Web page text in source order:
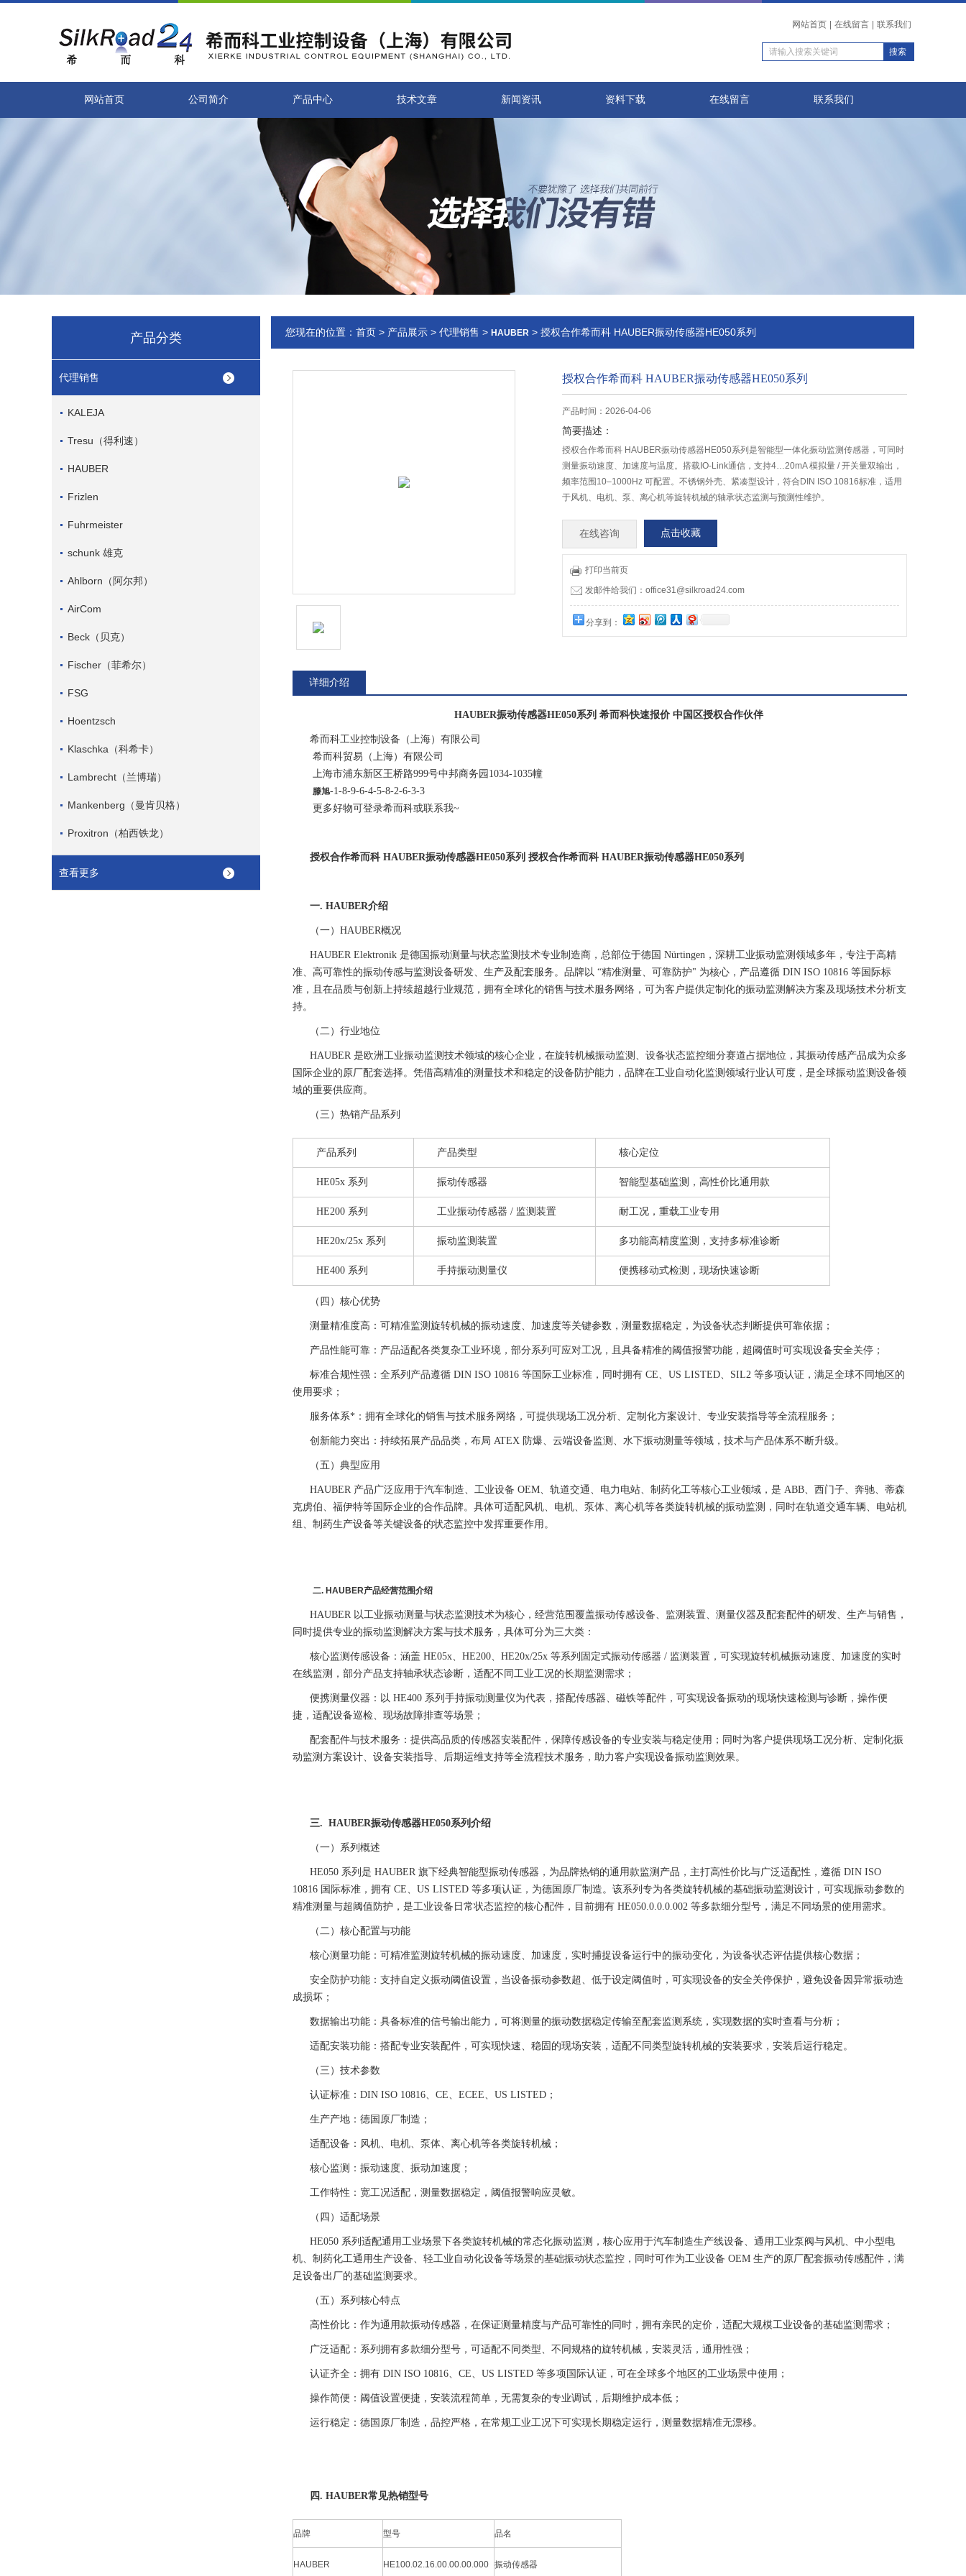
网站首页 在线留言 联系我们
网站首页 公司简介 产品中心 技术文章 新闻资讯 资料下载 在线留言 联系我们
产品分类
代理销售
KALEJA
Tresu（得利速）
HAUBER
Frizlen
Fuhrmeister
schunk 雄克
Ahlborn（阿尔邦）
AirCom
Beck（贝克）
Fischer（菲希尔）
FSG
Hoentzsch
Klaschka（科希卡）
Lambrecht（兰博瑞）
Mankenberg（曼肯贝格）
Proxitron（柏西铁龙）
查看更多
您现在的位置： 首页 > 产品展示 > 代理销售 > HAUBER > 授权合作希而科 HAUBER振动传感器HE050系列
授权合作希而科 HAUBER振动传感器HE050系列
产品时间：2026-04-06
简要描述：
授权合作希而科 HAUBER振动传感器HE050系列是智能型一体化振动监测传感器，可同时
测量振动速度、加速度与温度。搭载IO-Link通信，支持4…20mA 模拟量 / 开关量双输出，
频率范围10–1000Hz 可配置。不锈钢外壳、紧凑型设计，符合DIN ISO 10816标准，适用
于风机、电机、泵、离心机等旋转机械的轴承状态监测与预测性维护。
在线咨询 点击收藏
打印当前页
发邮件给我们：office31@silkroad24.com
分享到：
详细介绍
HAUBER振动传感器HE050系列 希而科快速报价 中国区授权合作伙伴
希而科工业控制设备（上海）有限公司
希而科贸易（上海）有限公司
上海市浦东新区王桥路999号中邦商务园1034-1035幢
滕旭-1-8-9-6-4-5-8-2-6-3-3
更多好物可登录希而科或联系我~
授权合作希而科 HAUBER振动传感器HE050系列 授权合作希而科 HAUBER振动传感器HE050系列
一. HAUBER介绍
（一）HAUBER概况
HAUBER Elektronik 是德国振动测量与状态监测技术专业制造商，总部位于德国 Nürtingen，深耕工业振动监测领域多年，专注于高精
准、高可靠性的振动传感与监测设备研发、生产及配套服务。品牌以 “精准测量、可靠防护" 为核心，产品遵循 DIN ISO 10816 等国际标
准，且在品质与创新上持续超越行业规范，拥有全球化的销售与技术服务网络，可为客户提供定制化的振动监测解决方案及现场技术分析支
持。
（二）行业地位
HAUBER 是欧洲工业振动监测技术领域的核心企业，在旋转机械振动监测、设备状态监控细分赛道占据地位，其振动传感产品成为众多
国际企业的原厂配套选择。凭借高精准的测量技术和稳定的设备防护能力，品牌在工业自动化监测领域行业认可度，是全球振动监测设备领
域的重要供应商。
（三）热销产品系列
产品系列 产品类型 核心定位
HE05x 系列 振动传感器 智能型基础监测，高性价比通用款
HE200 系列 工业振动传感器 / 监测装置 耐工况，重载工业专用
HE20x/25x 系列 振动监测装置 多功能高精度监测，支持多标准诊断
HE400 系列 手持振动测量仪 便携移动式检测，现场快速诊断
（四）核心优势
测量精准度高：可精准监测旋转机械的振动速度、加速度等关键参数，测量数据稳定，为设备状态判断提供可靠依据；
产品性能可靠：产品适配各类复杂工业环境，部分系列可应对工况，且具备精准的阈值报警功能，超阈值时可实现设备安全关停；
标准合规性强：全系列产品遵循 DIN ISO 10816 等国际工业标准，同时拥有 CE、US LISTED、SIL2 等多项认证，满足全球不同地区的
使用要求；
服务体系*：拥有全球化的销售与技术服务网络，可提供现场工况分析、定制化方案设计、专业安装指导等全流程服务；
创新能力突出：持续拓展产品品类，布局 ATEX 防爆、云端设备监测、水下振动测量等领域，技术与产品体系不断升级。
（五）典型应用
HAUBER 产品广泛应用于汽车制造、工业设备 OEM、轨道交通、电力电站、制药化工等核心工业领域，是 ABB、西门子、奔驰、蒂森
克虏伯、福伊特等国际企业的合作品牌。具体可适配风机、电机、泵体、离心机等各类旋转机械的振动监测，同时在轨道交通车辆、电站机
组、制药生产设备等关键设备的状态监控中发挥重要作用。
二. HAUBER产品经营范围介绍
HAUBER 以工业振动测量与状态监测技术为核心，经营范围覆盖振动传感设备、监测装置、测量仪器及配套配件的研发、生产与销售，
同时提供专业的振动监测解决方案与技术服务，具体可分为三大类：
核心监测传感设备：涵盖 HE05x、HE200、HE20x/25x 等系列固定式振动传感器 / 监测装置，可实现旋转机械振动速度、加速度的实时
在线监测，部分产品支持轴承状态诊断，适配不同工业工况的长期监测需求；
便携测量仪器：以 HE400 系列手持振动测量仪为代表，搭配传感器、磁铁等配件，可实现设备振动的现场快速检测与诊断，操作便
捷，适配设备巡检、现场故障排查等场景；
配套配件与技术服务：提供高品质的传感器安装配件，保障传感设备的专业安装与稳定使用；同时为客户提供现场工况分析、定制化振
动监测方案设计、设备安装指导、后期运维支持等全流程技术服务，助力客户实现设备振动监测效果。
三. HAUBER振动传感器HE050系列介绍
（一）系列概述
HE050 系列是 HAUBER 旗下经典智能型振动传感器，为品牌热销的通用款监测产品，主打高性价比与广泛适配性，遵循 DIN ISO
10816 国际标准，拥有 CE、US LISTED 等多项认证，为德国原厂制造。该系列专为各类旋转机械的基础振动监测设计，可实现振动参数的
精准测量与超阈值防护，是工业设备日常状态监控的核心配件，目前拥有 HE050.0.0.0.002 等多款细分型号，满足不同场景的使用需求。
（二）核心配置与功能
核心测量功能：可精准监测旋转机械的振动速度、加速度，实时捕捉设备运行中的振动变化，为设备状态评估提供核心数据；
安全防护功能：支持自定义振动阈值设置，当设备振动参数超、低于设定阈值时，可实现设备的安全关停保护，避免设备因异常振动造
成损坏；
数据输出功能：具备标准的信号输出能力，可将测量的振动数据稳定传输至配套监测系统，实现数据的实时查看与分析；
适配安装功能：搭配专业安装配件，可实现快速、稳固的现场安装，适配不同类型旋转机械的安装要求，安装后运行稳定。
（三）技术参数
认证标准：DIN ISO 10816、CE、ECEE、US LISTED；
生产产地：德国原厂制造；
适配设备：风机、电机、泵体、离心机等各类旋转机械；
核心监测：振动速度、振动加速度；
工作特性：宽工况适配，测量数据稳定，阈值报警响应灵敏。
（四）适配场景
HE050 系列适配通用工业场景下各类旋转机械的常态化振动监测，核心应用于汽车制造生产线设备、通用工业泵阀与风机、中小型电
机、制药化工通用生产设备、轻工业自动化设备等场景的基础振动状态监控，同时可作为工业设备 OEM 生产的原厂配套振动传感配件，满
足设备出厂的基础监测要求。
（五）系列核心特点
高性价比：作为通用款振动传感器，在保证测量精度与产品可靠性的同时，拥有亲民的定价，适配大规模工业设备的基础监测需求；
广泛适配：系列拥有多款细分型号，可适配不同类型、不同规格的旋转机械，安装灵活，通用性强；
认证齐全：拥有 DIN ISO 10816、CE、US LISTED 等多项国际认证，可在全球多个地区的工业场景中使用；
操作简便：阈值设置便捷，安装流程简单，无需复杂的专业调试，后期维护成本低；
运行稳定：德国原厂制造，品控严格，在常规工业工况下可实现长期稳定运行，测量数据精准无漂移。
四. HAUBER常见热销型号
品牌 型号 品名
HAUBER HE100.02.16.00.00.00.000 振动传感器